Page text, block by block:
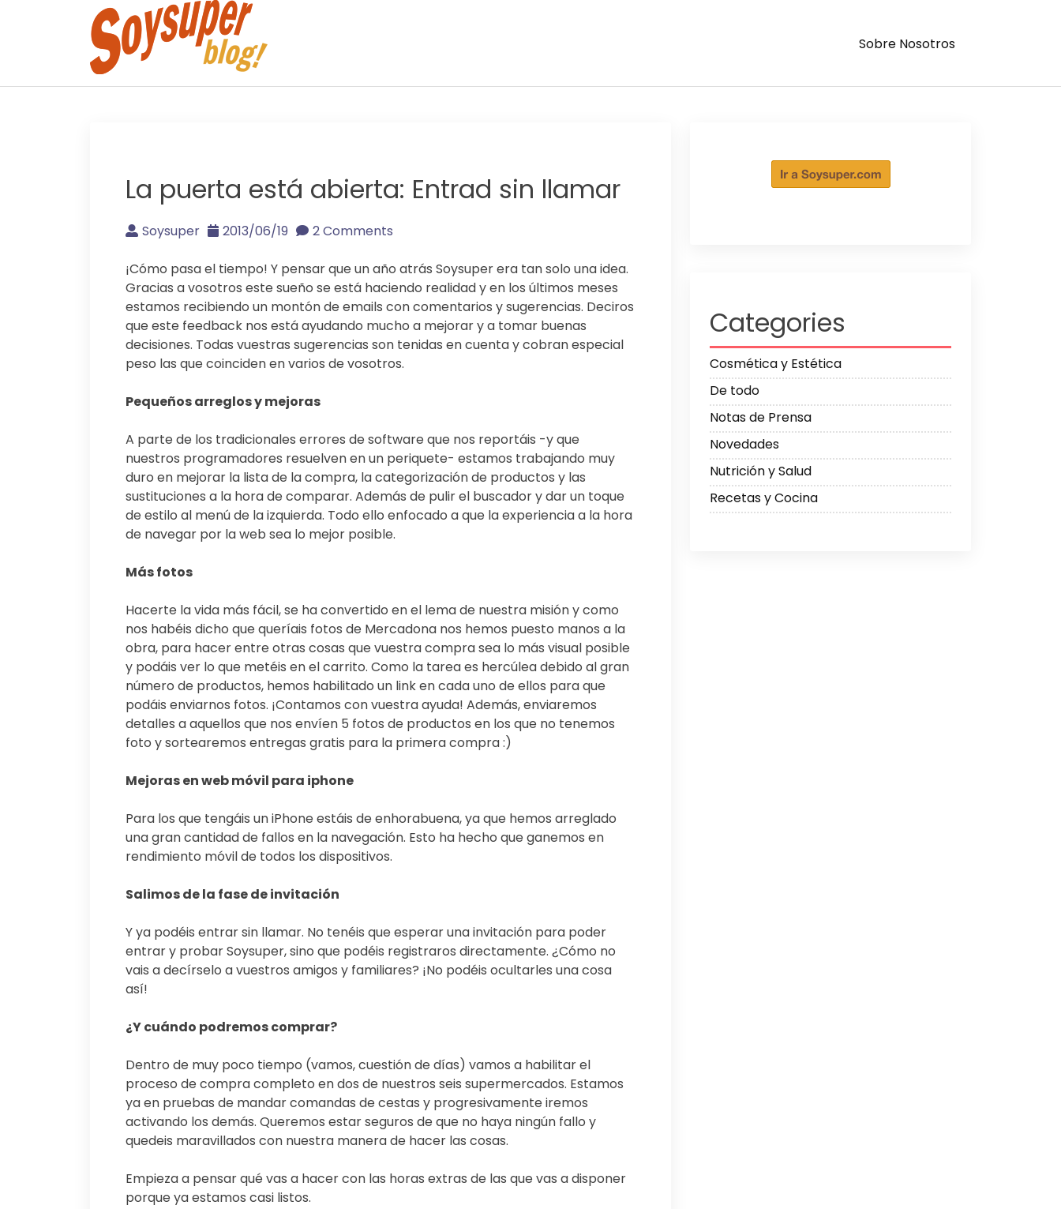
Sobre Nosotros
La puerta está abierta: Entrad sin llamar
Soysuper 2013/06/19 2 Comments
¡Cómo pasa el tiempo! Y pensar que un año atrás Soysuper era tan solo una idea.
Gracias a vosotros este sueño se está haciendo realidad y en los últimos meses
estamos recibiendo un montón de emails con comentarios y sugerencias. Deciros
que este feedback nos está ayudando mucho a mejorar y a tomar buenas
decisiones. Todas vuestras sugerencias son tenidas en cuenta y cobran especial
peso las que coinciden en varios de vosotros.
Pequeños arreglos y mejoras
A parte de los tradicionales errores de software que nos reportáis -y que
nuestros programadores resuelven en un periquete- estamos trabajando muy
duro en mejorar la lista de la compra, la categorización de productos y las
sustituciones a la hora de comparar. Además de pulir el buscador y dar un toque
de estilo al menú de la izquierda. Todo ello enfocado a que la experiencia a la hora
de navegar por la web sea lo mejor posible.
Más fotos
Hacerte la vida más fácil, se ha convertido en el lema de nuestra misión y como
nos habéis dicho que queríais fotos de Mercadona nos hemos puesto manos a la
obra, para hacer entre otras cosas que vuestra compra sea lo más visual posible
y podáis ver lo que metéis en el carrito. Como la tarea es hercúlea debido al gran
número de productos, hemos habilitado un link en cada uno de ellos para que
podáis enviarnos fotos. ¡Contamos con vuestra ayuda! Además, enviaremos
detalles a aquellos que nos envíen 5 fotos de productos en los que no tenemos
foto y sortearemos entregas gratis para la primera compra :)
Mejoras en web móvil para iphone
Para los que tengáis un iPhone estáis de enhorabuena, ya que hemos arreglado
una gran cantidad de fallos en la navegación. Esto ha hecho que ganemos en
rendimiento móvil de todos los dispositivos.
Salimos de la fase de invitación
Y ya podéis entrar sin llamar. No tenéis que esperar una invitación para poder
entrar y probar Soysuper, sino que podéis registraros directamente. ¿Cómo no
vais a decírselo a vuestros amigos y familiares? ¡No podéis ocultarles una cosa
así!
¿Y cuándo podremos comprar?
Dentro de muy poco tiempo (vamos, cuestión de días) vamos a habilitar el
proceso de compra completo en dos de nuestros seis supermercados. Estamos
ya en pruebas de mandar comandas de cestas y progresivamente iremos
activando los demás. Queremos estar seguros de que no haya ningún fallo y
quedeis maravillados con nuestra manera de hacer las cosas.
Empieza a pensar qué vas a hacer con las horas extras de las que vas a disponer
porque ya estamos casi listos.
Categories
Cosmética y Estética
De todo
Notas de Prensa
Novedades
Nutrición y Salud
Recetas y Cocina